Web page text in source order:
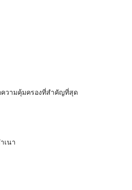
วามคุ้มครองที่สำคัญที่สุด
เนา